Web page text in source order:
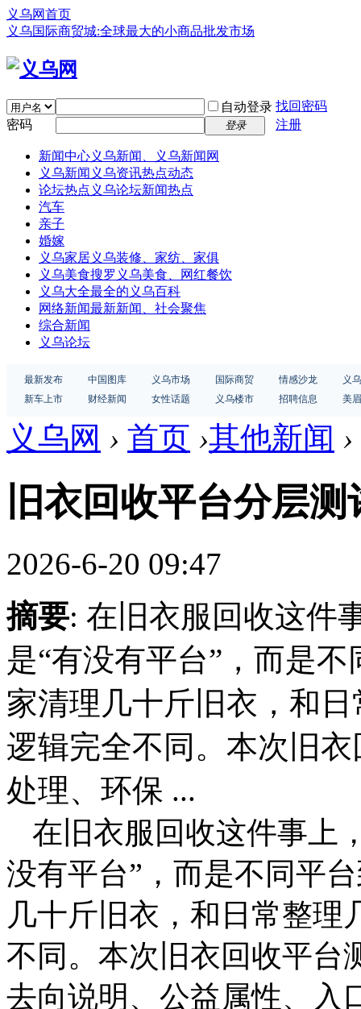
义乌网首页
义乌国际商贸城:全球最大的小商品批发市场
自动登录 找回密码
密码
登录 注册
新闻中心义乌新闻、义乌新闻网
义乌新闻 义乌资讯热点动态
论坛热点 义乌论坛新闻热点
汽车
亲子
婚嫁
义乌家居义乌装修、家纺、家俱
义乌美食搜罗义乌美食、网红餐饮
义乌大全最全的义乌百科
网络新闻最新新闻、社会聚焦
综合新闻
义乌论坛
最新发布 中国图库 义乌市场 国际商贸 情感沙龙
义
新车上市
财经新闻 女性话题 义乌楼市 招聘信息 美
义乌网 › 首页 ›其他新闻 ›
旧衣回收平台分层测
2026-6-20 09:47
摘要: 在旧衣服回收这件
是“有没有平台”，而是
家清理几十斤旧衣，和
逻辑完全不同。本次旧
处理、环保 ...
在旧衣服回收这件事上
没有平台”，而是不同平
几十斤旧衣，和日常整理
不同。本次旧衣回收平台
去向说明、公益属性、入